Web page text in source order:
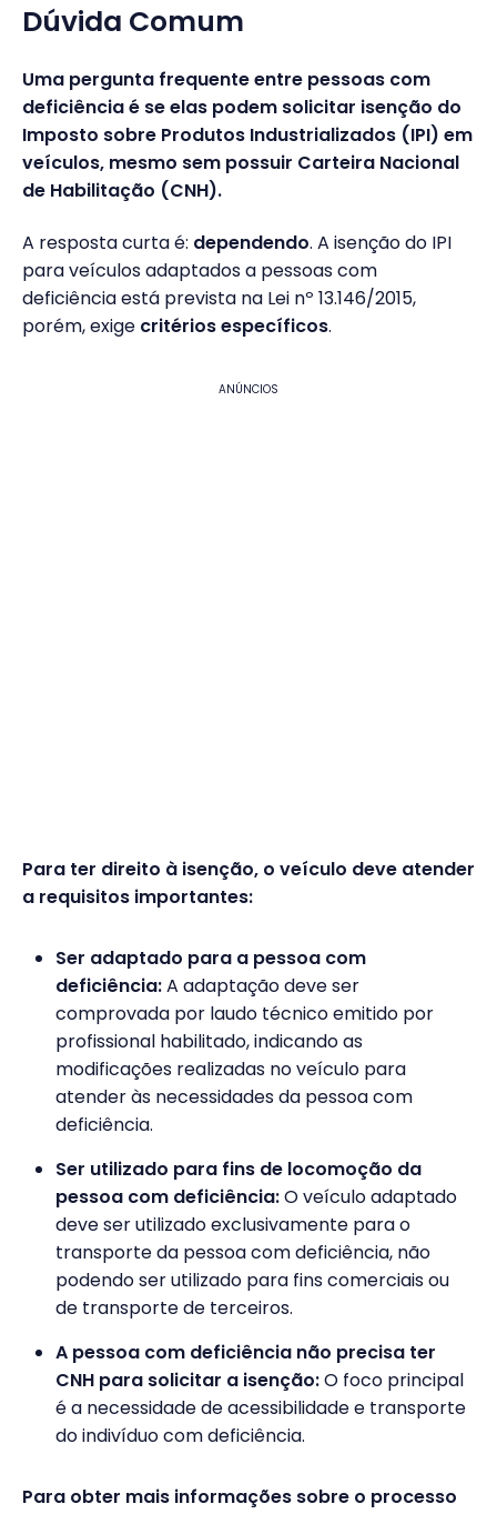
Dúvida Comum
Uma pergunta frequente entre pessoas com
deficiência é se elas podem solicitar isenção do
Imposto sobre Produtos Industrializados (IPI) em
veículos, mesmo sem possuir Carteira Nacional
de Habilitação (CNH).
A resposta curta é: dependendo. A isenção do IPI
para veículos adaptados a pessoas com
deficiência está prevista na Lei nº 13.146/2015,
porém, exige critérios específicos.
ANÚNCIOS
Para ter direito à isenção, o veículo deve atender
a requisitos importantes:
Ser adaptado para a pessoa com
deficiência:A adaptação deve ser
comprovada por laudo técnico emitido por
profissional habilitado, indicando as
modificações realizadas no veículo para
atender às necessidades da pessoa com
deficiência.
Ser utilizado para fins de locomoção da
pessoa com deficiência:O veículo adaptado
deve ser utilizado exclusivamente para o
transporte da pessoa com deficiência, não
podendo ser utilizado para fins comerciais ou
de transporte de terceiros.
A pessoa com deficiência não precisa ter
CNH para solicitar a isenção:O foco principal
é a necessidade de acessibilidade e transporte
do indivíduo com deficiência.
Para obter mais informações sobre o processo